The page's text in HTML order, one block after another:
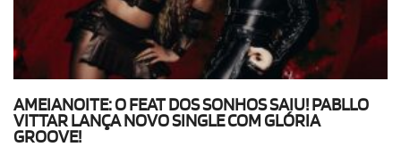
AMEIANOITE: O FEAT DOS SONHOS SAIU! PABLLO
VITTAR LANÇA NOVO SINGLE COM GLÓRIA
GROOVE!